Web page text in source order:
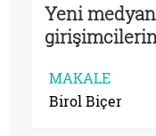
Yeni
MAKALE
Birol Biçer